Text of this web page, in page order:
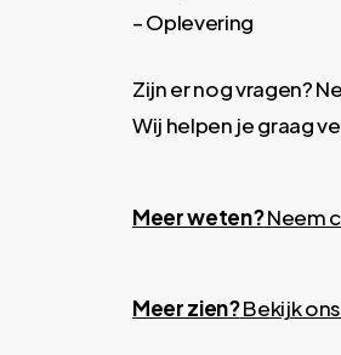
– Oplevering
Zijn er nog vragen?
Wij helpen je graag
Meer weten?Neem
Meer zien?Bekijk